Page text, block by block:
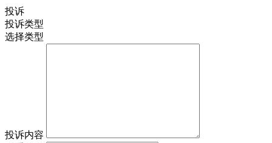
投诉
投诉类型
选择类型
投诉内容